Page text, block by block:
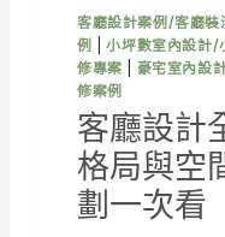
系
居
家
間
客廳設計案例/客廳裝
例
|小坪數室內設計/
修專案
豪宅室內設
修案例
客廳設計
格局與空
劃一次看